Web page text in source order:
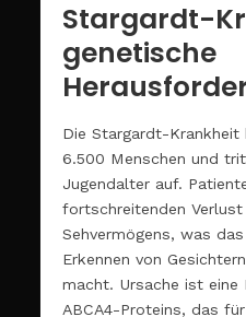
Stargardt-
genetische
Die Stargardt-
6.500 Menschen und
Jugendalter auf.
fortschreitenden
Sehvermögens, was
Erkennen von
macht. Ursache ist eine
ABCA4-Proteins, das